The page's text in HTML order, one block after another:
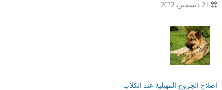
21 ديسمبر، 2022
اصلاح الجروح المهبلية عند الكلاب